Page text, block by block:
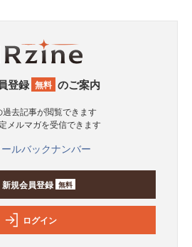
登録 無料 のご案内
過去記事が閲覧できます
メルマガを受信できます
ールバックナンバー
新規会員登録 無料
ログイン